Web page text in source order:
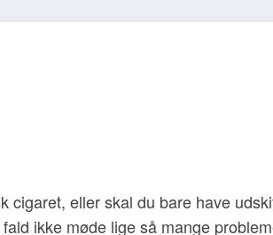
cigaret, eller skal du bare have
ikke møde lige så mange